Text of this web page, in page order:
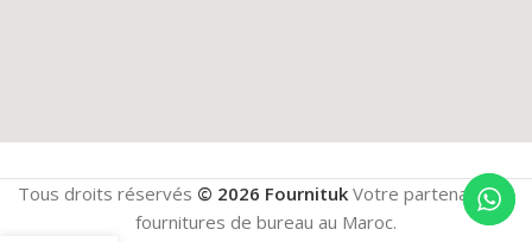
Tous droits réservés © 2026 Fournituk Votre partenaire en
fournitures de bureau au Maroc.